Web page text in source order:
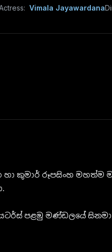
Vimala Jayawardana
හා කුමාර් රූපසිංහ
පළමු මණ්ඩලයේ සිනමා